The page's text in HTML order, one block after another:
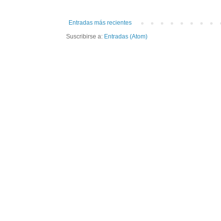
Entradas más recientes
Suscribirse a: Entradas (Atom)